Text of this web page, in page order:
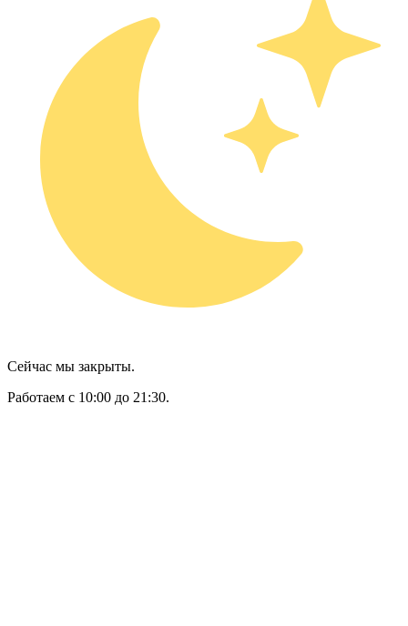
Сейчас мы закрыты.
Работаем с 10:00 до 21:30.